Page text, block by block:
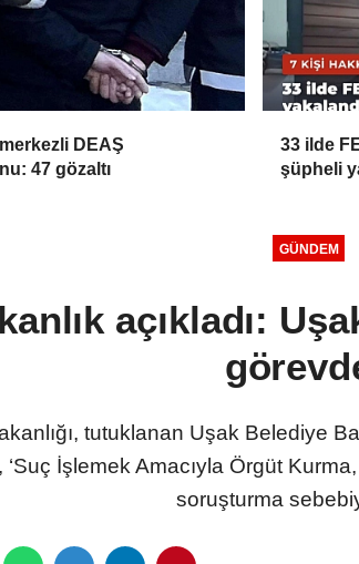
DEAŞ
47 gözaltı
33 ilde
şüpheli
GÜNDEM
açıkladı:
tutuklanan Uşak Belediye
‘Suç İşlemek Amacıyla Örgüt
soruşturma